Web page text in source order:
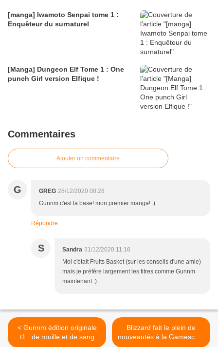
[manga] Iwamoto Senpai tome 1 :
Enquêteur du surnaturel
[Manga] Dungeon Elf Tome 1 : One
punch Girl version Elfique !
Commentaires
Ajouter un commentaire
G GREG 28/12/2020 00:28
Gunnm c'est la base! mon premier manga! :)
Répondre
S Sandra 31/12/2020 11:16
Moi c'était Fruits Basket (sur les conseils d'une amie)
mais je préfère largement les titres comme Gunnm
maintenant :)
< Gunnm édition originale
t1 : de rouille et de sang
Blizzard fait le plein de
nouveautés à la Gamescom